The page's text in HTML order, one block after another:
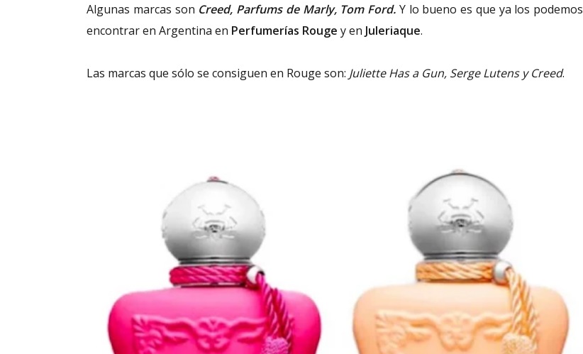
Algunas marcas son Creed, Parfums de Marly, Tom Ford. Y lo bueno es que ya los podemos
encontrar en Argentina en Perfumerías Rouge y en Juleriaque.
Las marcas que sólo se consiguen en Rouge son: Juliette Has a Gun, Serge Lutens y Creed.